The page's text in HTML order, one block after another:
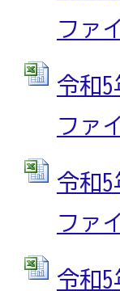
ファ
令和
ファ
令和
ファ
令和